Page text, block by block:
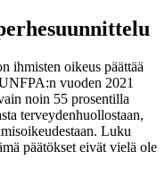
ihmisten oikeus päättää
vuoden 2021
noin 55 prosentilla
terveydenhuollostaan,
Luku
päätökset eivät vielä ole